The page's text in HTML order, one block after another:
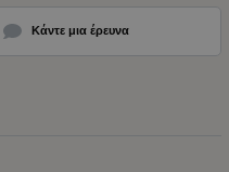
Κάντε μια έρευνα